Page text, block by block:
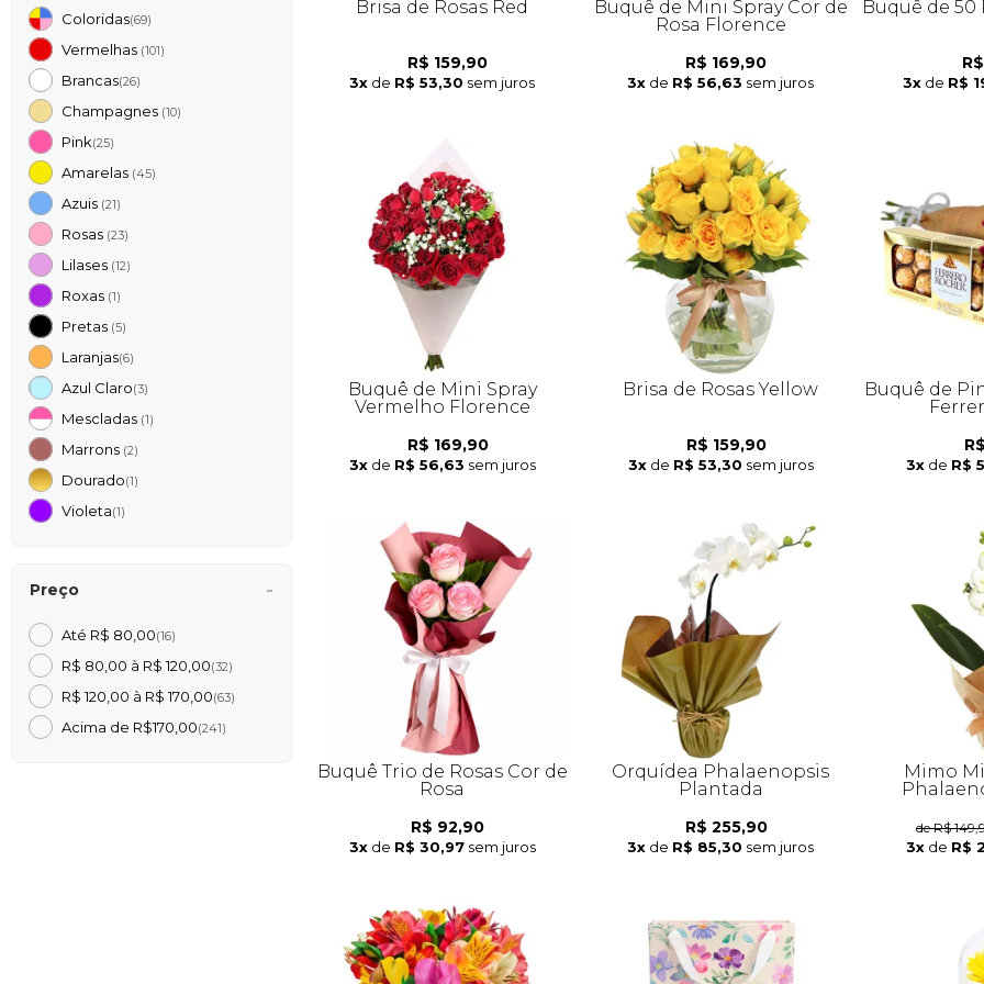
Coloridas(69)
Vermelhas (101)
Brancas(26)
Champagnes (10)
Pink(25)
Amarelas (45)
Azuis (21)
Rosas (23)
Lilases (12)
Roxas (1)
Pretas (5)
Laranjas(6)
Azul Claro(3)
Mescladas (1)
Marrons (2)
Dourado(1)
Violeta(1)
Preço
Até R$ 80,00(16)
R$ 80,00 à R$ 120,00(32)
R$ 120,00 à R$ 170,00(63)
Acima de R$170,00(241)
Brisa de Rosas Red
R$ 159,90
3x de R$ 53,30 sem juros
Buquê de Mini Spray Cor de
Rosa Florence
R$ 169,90
3x de R$ 56,63 sem juros
Buquê de 50
3x de R$
Buquê de Mini Spray
Vermelho Florence
R$ 169,90
3x de R$ 56,63 sem juros
Brisa de Rosas Yellow
R$ 159,90
3x de R$ 53,30 sem juros
Buquê de
3x de R$
Buquê Trio de Rosas Cor de
Rosa
R$ 92,90
3x de R$ 30,97 sem juros
Orquídea Phalaenopsis
Plantada
R$ 255,90
3x de R$ 85,30 sem juros
Mimo
de R$
3x de R$